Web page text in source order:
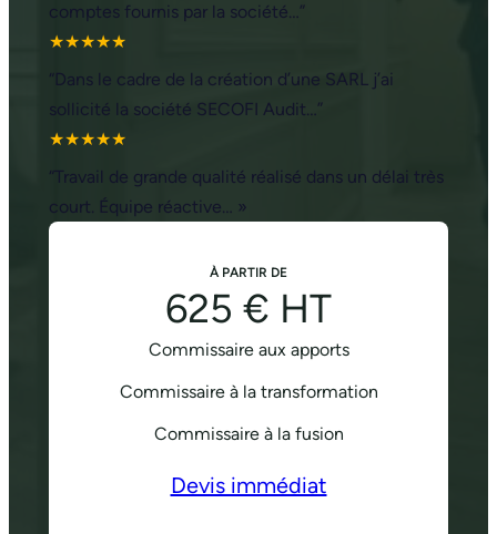
comptes fournis par la société…”
★★★★★
“Dans le cadre de la création d’une SARL j’ai
sollicité la société SECOFI Audit…”
★★★★★
“Travail de grande qualité réalisé dans un délai très
court. Équipe réactive… »
À PARTIR DE
625 € HT
Commissaire aux apports
Commissaire à la transformation
Commissaire à la fusion
Devis immédiat